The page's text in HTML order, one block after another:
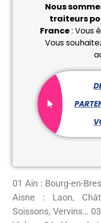
Nous
traiteurs
France: Vous
Vous
01 Ain : Bourg-en-
Aisne : Laon,
Soissons, Vervins…